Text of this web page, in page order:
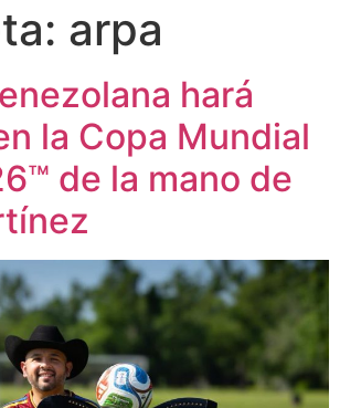
arpa
hará
la Copa Mundial
de la mano de